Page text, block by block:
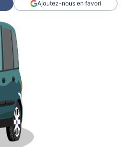
Ajoutez-nous en favori